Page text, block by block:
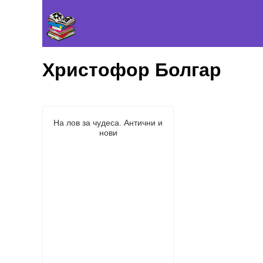
Христофор Болгар
На лов за чудеса. Антични и
нови